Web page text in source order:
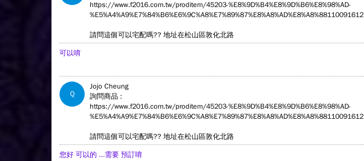
https://www.f2016.com.tw/proditem/45203-%E8%9D%B4%E8%9D%B6%E8%98%AD-
%E5%A4%A9%E7%84%B6%E6%9C%A8%E7%89%87%E8%A8%AD%E8%A8%88110091612
請問這個可以宅配嗎?? 地址在松山區敦化北路
可以唷
Q
Jojo Cheung
詢問商品 :
https://www.f2016.com.tw/proditem/45203-%E8%9D%B4%E8%9D%B6%E8%98%AD-
%E5%A4%A9%E7%84%B6%E6%9C%A8%E7%89%87%E8%A8%AD%E8%A8%88110091612
請問這個可以宅配嗎?? 地址在松山區敦化北路
您好 可以的 ...需要 預訂唷